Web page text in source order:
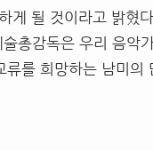
게 될 것이라고 밝혔
총감독은 우리 음악
를 희망하는 남미의